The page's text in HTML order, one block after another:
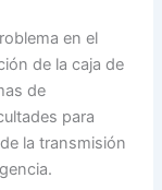
en el
de la caja de
de
para
la transmisión